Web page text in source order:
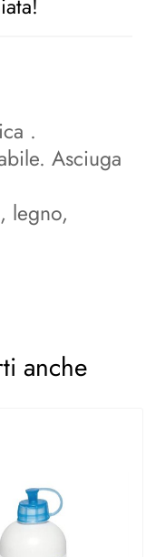
.
Asciuga
legno,
anche